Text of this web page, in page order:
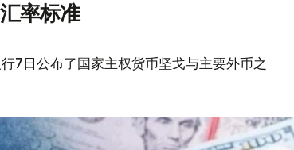
率标准
7日公布了国家主权货币坚戈与主要外币之